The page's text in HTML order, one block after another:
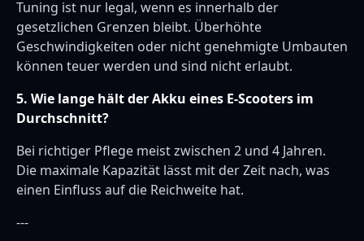
Tuning ist nur legal, wenn es innerhalb der
gesetzlichen Grenzen bleibt. Überhöhte
Geschwindigkeiten oder nicht genehmigte Umbauten
können teuer werden und sind nicht erlaubt.
5. Wie lange hält der Akku eines E-Scooters im
Durchschnitt?
Bei richtiger Pflege meist zwischen 2 und 4 Jahren.
Die maximale Kapazität lässt mit der Zeit nach, was
einen Einfluss auf die Reichweite hat.
---